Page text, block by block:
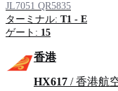
JL7051 QR5835
ターミナル: T1 - E
ゲート: 15
香港
HX617 / 香港航